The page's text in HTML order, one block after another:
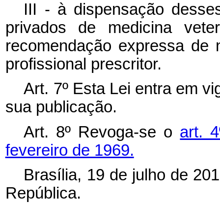
III - à dispensação
privados de medicina
recomendação expressa de
profissional prescritor.
Art. 7º Esta Lei entra em
sua publicação.
Art. 8º Revoga-se o art.
fevereiro de 1969.
Brasília, 19 de julho de
República.